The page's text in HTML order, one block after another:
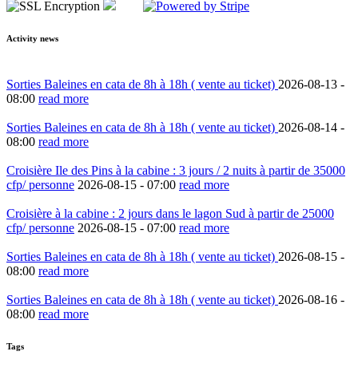
Activity news
Sorties Baleines en cata de 8h à 18h ( vente au ticket) 2026-08-13 -
08:00 read more
Sorties Baleines en cata de 8h à 18h ( vente au ticket) 2026-08-14 -
08:00 read more
Croisière Ile des Pins à la cabine : 3 jours / 2 nuits à partir de 35000
cfp/ personne 2026-08-15 - 07:00 read more
Croisière à la cabine : 2 jours dans le lagon Sud à partir de 25000
cfp/ personne 2026-08-15 - 07:00 read more
Sorties Baleines en cata de 8h à 18h ( vente au ticket) 2026-08-15 -
08:00 read more
Sorties Baleines en cata de 8h à 18h ( vente au ticket) 2026-08-16 -
08:00 read more
Tags